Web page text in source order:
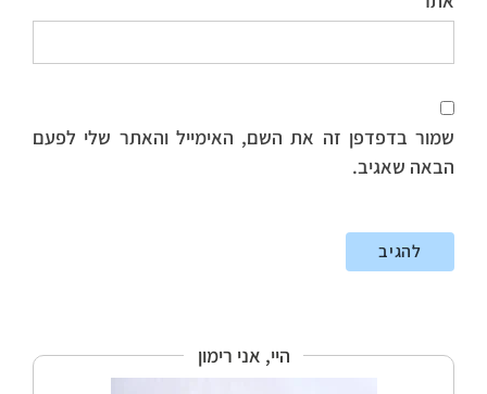
שמור בדפדפן זה את השם, האימייל והאתר שלי לפעם
הבאה שאגיב.
היי, אני רימון